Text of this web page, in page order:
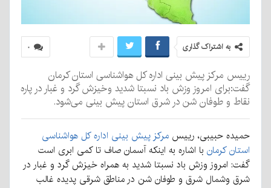
۰ به اشتراک گذاری
رییس مرکز پیش بینی اداره کل هواشناسی استان کرمان
گفت:برای امروز وزش باد نسبتا شدید وخیزش گرد و غبار در پاره
نقاط و طوفان شن در شرق استان پیش بینی می‌شود.
حمیده حبیبی، رییس مرکز پیش بینی اداره کل هواشناسی
استان کرمان با اشاره به اینکه آسمان صاف تا کمی ابری است
گفت: امروز وزش باد نسبتا شدید به همراه خیزش گرد و غبار در
شرق وشمال شرق و طوفان شن در مناطق شرقی پدیده غالب